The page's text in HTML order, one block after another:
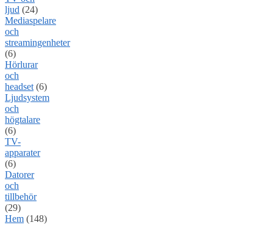
ljud (24)
Mediaspelare
och
streamingenheter
(6)
Hörlurar
och
headset (6)
Ljudsystem
och
högtalare
(6)
TV-
apparater
(6)
Datorer
och
tillbehör
(29)
Hem (148)